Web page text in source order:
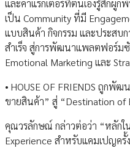
และคาแรกเตอร์ที่ตนเองรู้สึกผู
เป็น Community ที่มี
แบบสินค้า กิจกรรม และประสบ
สำเร็จ สู่การพัฒนาแพลตฟอร์ม
Emotional Marketing และ
• HOUSE OF FRIENDS ถูกพั
ขายสินค้า” สู่ “Destination of
คุณวรลักษณ์ กล่าวต่อว่า “หลักใ
Experience สำหรับแคมเปญค